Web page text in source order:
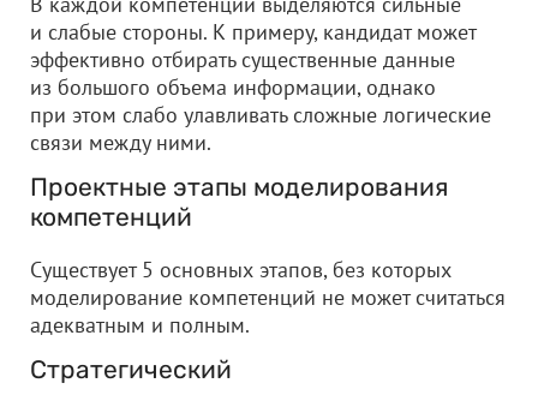
и слабые стороны. К примеру, кандидат может
эффективно отбирать существенные данные
из большого объема информации, однако
при этом слабо улавливать сложные логические
связи между ними.
Проектные этапы моделирования
компетенций
Существует 5 основных этапов, без которых
моделирование компетенций не может считаться
адекватным и полным.
Стратегический